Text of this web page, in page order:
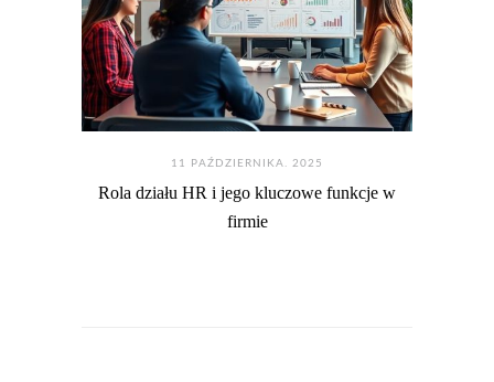
11 PAŹDZIERNIKA. 2025
Rola działu HR i jego kluczowe funkcje w
firmie